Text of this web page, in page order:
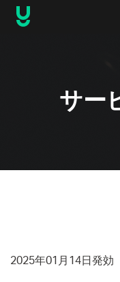
サー
2025年01月14日発効